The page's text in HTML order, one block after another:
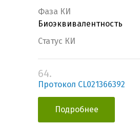
Фаза КИ
Биоэквивалентность
Статус КИ
64.
Протокол CL021366392
Подробнее